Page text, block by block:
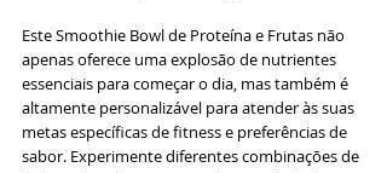
Este Smoothie Bowl de Proteína e Frutas não
apenas oferece uma explosão de nutrientes
essenciais para começar o dia, mas também é
altamente personalizável para atender às suas
metas específicas de fitness e preferências de
sabor. Experimente diferentes combinações de